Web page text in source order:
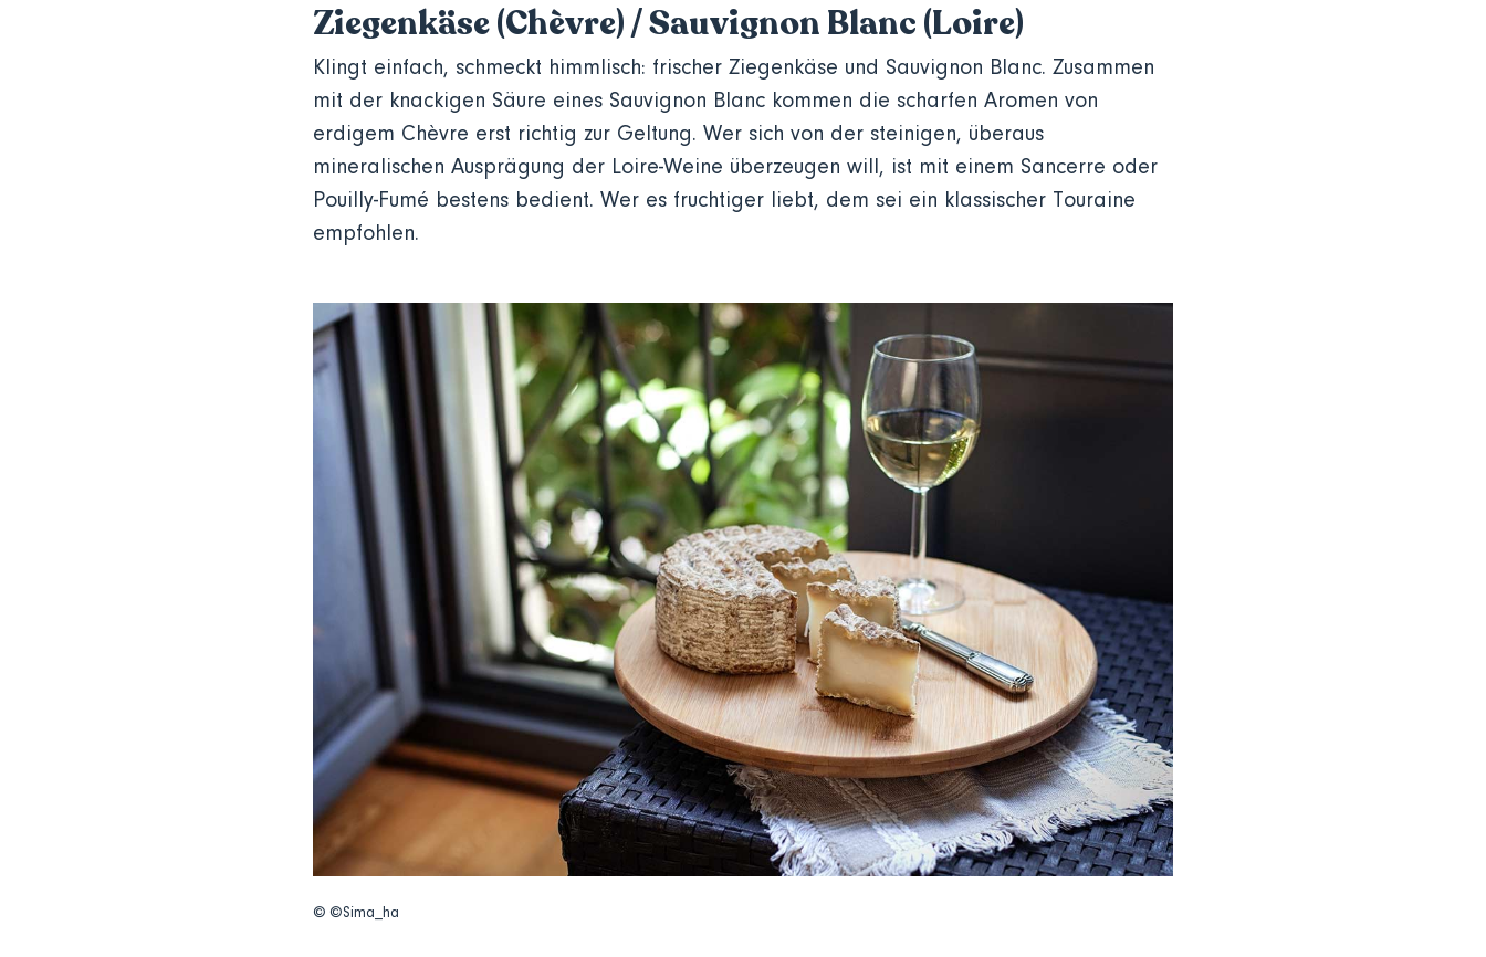
Ziegenkäse (Chèvre) / Sauvignon Blanc (Loire)
Klingt einfach, schmeckt himmlisch: frischer Ziegenkäse und Sauvignon Blanc. Zusammen
mit der knackigen Säure eines Sauvignon Blanc kommen die scharfen Aromen von
erdigem Chèvre erst richtig zur Geltung. Wer sich von der steinigen, überaus
mineralischen Ausprägung der Loire-Weine überzeugen will, ist mit einem Sancerre oder
Pouilly-Fumé bestens bedient. Wer es fruchtiger liebt, dem sei ein klassischer Touraine
empfohlen.
© ©Sima_ha